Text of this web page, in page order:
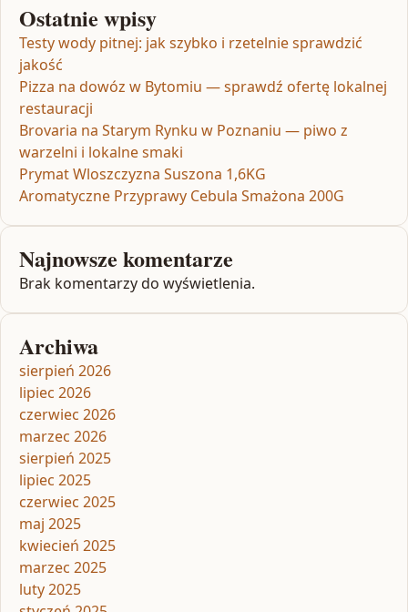
Ostatnie wpisy
Testy wody pitnej: jak szybko i rzetelnie sprawdzić
jakość
Pizza na dowóz w Bytomiu — sprawdź ofertę lokalnej
restauracji
Brovaria na Starym Rynku w Poznaniu — piwo z
warzelni i lokalne smaki
Prymat Wloszczyzna Suszona 1,6KG
Aromatyczne Przyprawy Cebula Smażona 200G
Najnowsze komentarze
Brak komentarzy do wyświetlenia.
Archiwa
sierpień 2026
lipiec 2026
czerwiec 2026
marzec 2026
sierpień 2025
lipiec 2025
czerwiec 2025
maj 2025
kwiecień 2025
marzec 2025
luty 2025